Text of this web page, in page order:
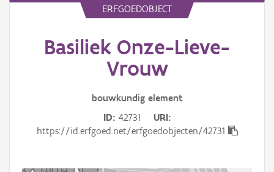
Erfgoedobject
ERFGOEDOBJECT
Basiliek Onze-Lieve-
Vrouw
bouwkundig element
ID 42731
URI
https://id.erfgoed.net/erfgoedobjecten/42731